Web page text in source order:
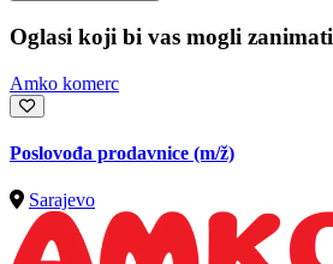
Oglasi koji bi vas mogli zanimati
Amko komerc
Poslovođa prodavnice (m/ž)
Sarajevo